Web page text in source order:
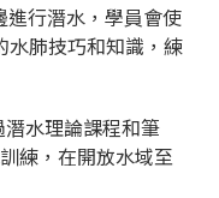
進行潛水，學員會使
水肺技巧和知識，練
水理論課程和筆
練，在開放水域至